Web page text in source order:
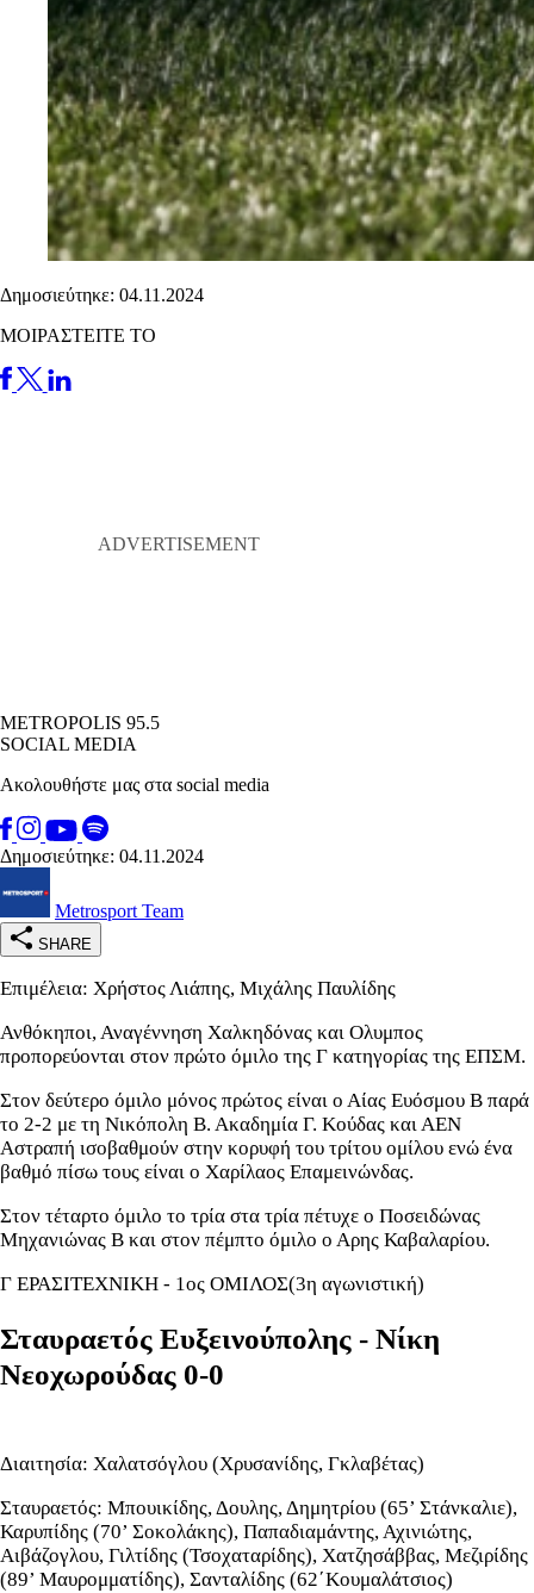
Δημοσιεύτηκε: 04.11.2024
ΜΟΙΡΑΣΤΕΙΤΕ ΤΟ
METROPOLIS 95.5
SOCIAL MEDIA
Ακολουθήστε μας στα social media
Δημοσιεύτηκε: 04.11.2024
Metrosport Team
SHARE
Επιμέλεια: Χρήστος Λιάπης, Μιχάλης Παυλίδης
Ανθόκηποι, Αναγέννηση Χαλκηδόνας και Ολυμπος
προπορεύονται στον πρώτο όμιλο της Γ κατηγορίας της ΕΠΣΜ.
Στον δεύτερο όμιλο μόνος πρώτος είναι ο Αίας Ευόσμου Β παρά
το 2-2 με τη Νικόπολη Β. Ακαδημία Γ. Κούδας και ΑΕΝ
Αστραπή ισοβαθμούν στην κορυφή του τρίτου ομίλου ενώ ένα
βαθμό πίσω τους είναι ο Χαρίλαος Επαμεινώνδας.
Στον τέταρτο όμιλο το τρία στα τρία πέτυχε ο Ποσειδώνας
Μηχανιώνας Β και στον πέμπτο όμιλο ο Αρης Καβαλαρίου.
Γ ΕΡΑΣΙΤΕΧΝΙΚΗ - 1ος ΟΜΙΛΟΣ(3η αγωνιστική)
Σταυραετός Ευξεινούπολης - Νίκη
Νεοχωρούδας 0-0
Διαιτησία: Χαλατσόγλου (Χρυσανίδης, Γκλαβέτας)
Σταυραετός: Μπουικίδης, Δουλης, Δημητρίου (65’ Στάνκαλιε),
Καρυπίδης (70’ Σοκολάκης), Παπαδιαμάντης, Αχινιώτης,
Αιβάζογλου, Γιλτίδης (Τσοχαταρίδης), Χατζησάββας, Μεζιρίδης
(89’ Μαυρομματίδης), Σανταλίδης (62΄Κουμαλάτσιος)